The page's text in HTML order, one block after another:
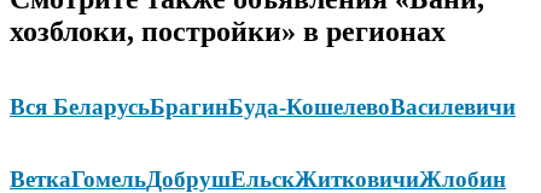
хозблоки, постройки» в регионах
Вся БеларусьБрагинБуда-КошелевоВасилевичи
ВеткаГомельДобрушЕльскЖитковичиЖлобин